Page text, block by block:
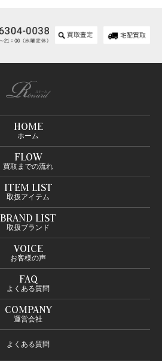
HOME
ホーム
FLOW
買取までの流れ
ITEM LIST
取扱アイテム
BRAND LIST
取扱ブランド
VOICE
お客様の声
FAQ
よくある質問
COMPANY
運営会社
よくある質問